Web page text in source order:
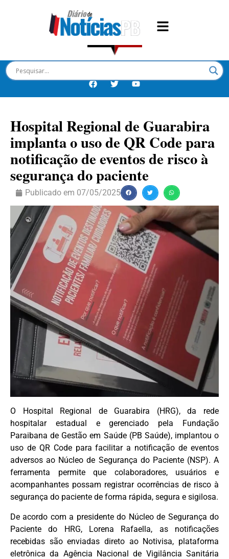
Hospital Regional de Guarabira
implanta o uso de QR Code para
notificação de eventos de risco à
segurança do paciente
Publicado em 07/05/2025
O Hospital Regional de Guarabira (HRG), da rede
hospitalar estadual e gerenciado pela Fundação
Paraibana de Gestão em Saúde (PB Saúde), implantou o
uso de QR Code para facilitar a notificação de eventos
adversos ao Núcleo de Segurança do Paciente (NSP). A
ferramenta permite que colaboradores, usuários e
acompanhantes possam registrar ocorrências de risco à
segurança do paciente de forma rápida, segura e sigilosa.
De acordo com a presidente do Núcleo de Segurança do
Paciente do HRG, Lorena Rafaella, as notificações
recebidas são enviadas direto ao Notivisa, plataforma
eletrônica da Agência Nacional de Vigilância Sanitária